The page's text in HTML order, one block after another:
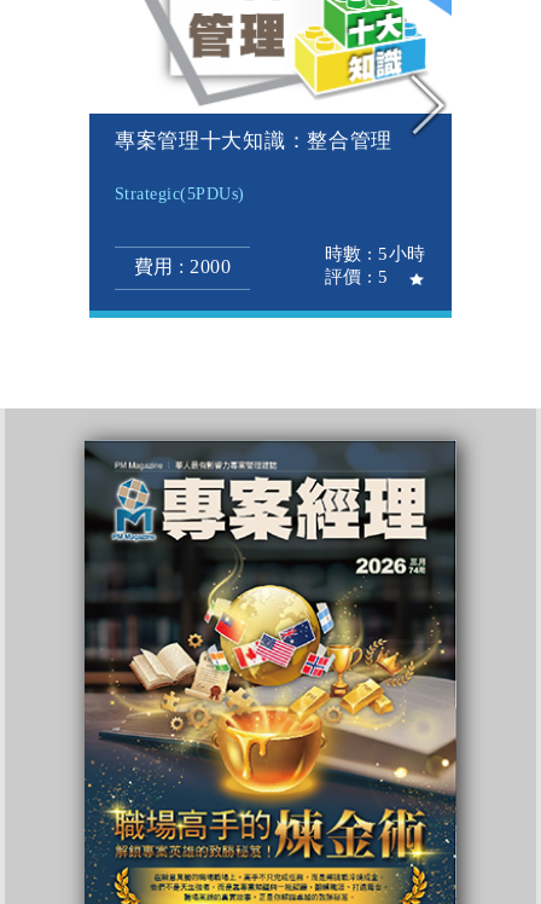
專案管理十大知識：整合管理
Strategic(5PDUs)
費用 : 2000
時數 : 5小時
評價 : 5